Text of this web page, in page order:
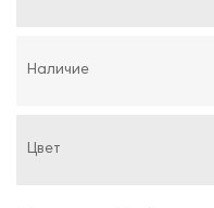
Наличие
Цвет